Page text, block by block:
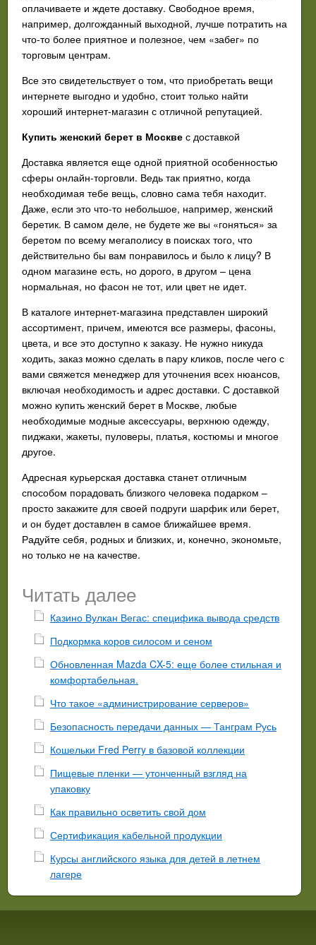
оплачиваете и ждете доставку. Свободное время,
например, долгожданный выходной, лучше потратить на
что-то более приятное и полезное, чем «забег» по
торговым центрам.
Все это свидетельствует о том, что приобретать вещи
интернете выгодно и удобно, стоит только найти
хороший интернет-магазин с отличной репутацией.
Купить женский берет в Москве с доставкой
Доставка является еще одной приятной особенностью
сферы онлайн-торговли. Ведь так приятно, когда
необходимая тебе вещь, словно сама тебя находит.
Даже, если это что-то небольшое, например, женский
беретик. В самом деле, не будете же вы «гоняться» за
беретом по всему мегаполису в поисках того, что
действительно бы вам понравилось и было к лицу? В
одном магазине есть, но дорого, в другом – цена
нормальная, но фасон не тот, или цвет не идет.
В каталоге интернет-магазина представлен широкий
ассортимент, причем, имеются все размеры, фасоны,
цвета, и все это доступно к заказу. Не нужно никуда
ходить, заказ можно сделать в пару кликов, после чего с
вами свяжется менеджер для уточнения всех нюансов,
включая необходимость и адрес доставки. С доставкой
можно купить женский берет в Москве, любые
необходимые модные аксессуары, верхнюю одежду,
пиджаки, жакеты, пуловеры, платья, костюмы и многое
другое.
Адресная курьерская доставка станет отличным
способом порадовать близкого человека подарком –
просто закажите для своей подруги шарфик или берет,
и он будет доставлен в самое ближайшее время.
Радуйте себя, родных и близких, и, конечно, экономьте,
но только не на качестве.
Читать далее
Казино Вулкан Вегас: специфика вывода средств
Подкормка коров силосом и сеном
Обновленная Mazda CX-5: еще более стильная и
комфортабельная.
Что такое «администрирование серверов»
Безопасность передачи данных — Танграм Русь
Кошельки Fred Perry в базовой коллекции
Пищевые пленки — утонченный взгляд на
упаковку
Как правильно осветить свой дом
Сертификация кабельной продукции
Курсы английского языка для детей в летнем
лагере